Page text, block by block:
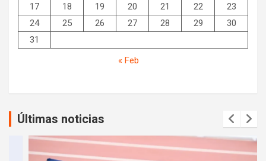
17
18 19 20 21 22
23
24
25 26 27 28 29
30
31
« Feb
Últimas noticias